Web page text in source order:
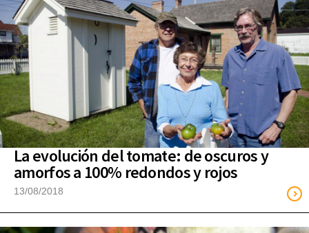
La evolución del tomate: de oscuros y
amorfos a 100% redondos y rojos
13/08/2018